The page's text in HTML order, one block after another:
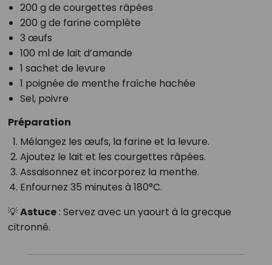
200 g de courgettes râpées
200 g de farine complète
3 œufs
100 ml de lait d’amande
1 sachet de levure
1 poignée de menthe fraîche hachée
Sel, poivre
Préparation
Mélangez les œufs, la farine et la levure.
Ajoutez le lait et les courgettes râpées.
Assaisonnez et incorporez la menthe.
Enfournez 35 minutes à 180°C.
💡Astuce: Servez avec un yaourt à la grecque
citronné.